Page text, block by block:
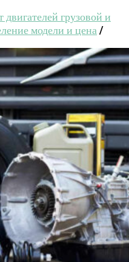
двигателей грузовой и
модели и цена/